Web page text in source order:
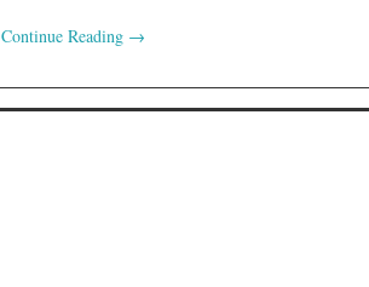
Continue Reading →